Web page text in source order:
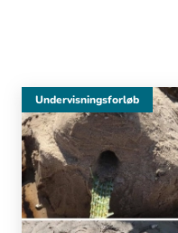
Undervisningsforløb